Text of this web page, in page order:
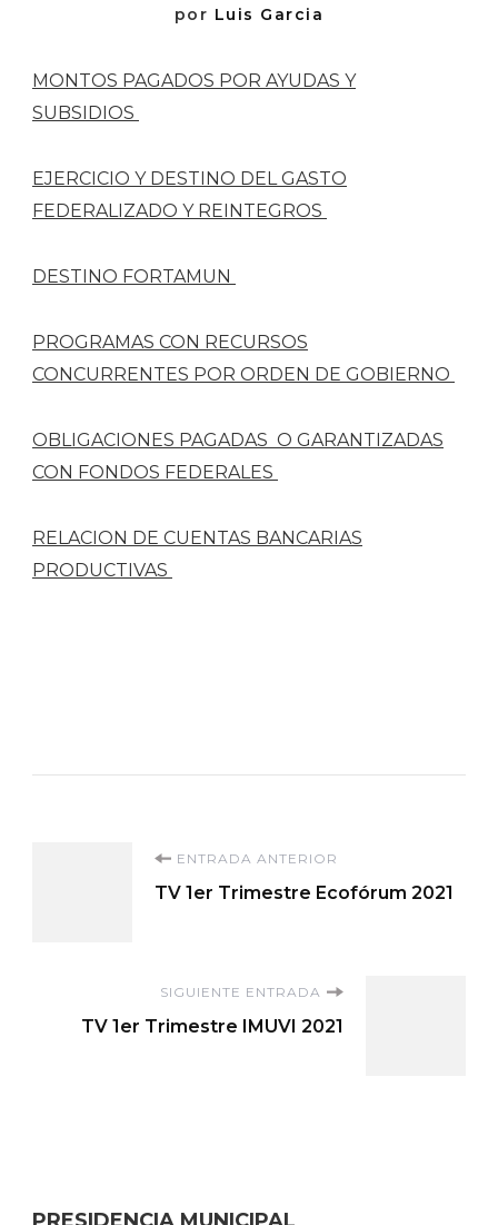
por Luis Garcia
MONTOS PAGADOS POR AYUDAS Y
SUBSIDIOS
EJERCICIO Y DESTINO DEL GASTO
FEDERALIZADO Y REINTEGROS
DESTINO FORTAMUN
PROGRAMAS CON RECURSOS
CONCURRENTES POR ORDEN DE GOBIERNO
OBLIGACIONES PAGADAS O GARANTIZADAS
CON FONDOS FEDERALES
RELACION DE CUENTAS BANCARIAS
PRODUCTIVAS
Navegación
entradas
ENTRADA ANTERIOR
TV 1er Trimestre Ecofórum 2021
SIGUIENTE ENTRADA
TV 1er Trimestre IMUVI 2021